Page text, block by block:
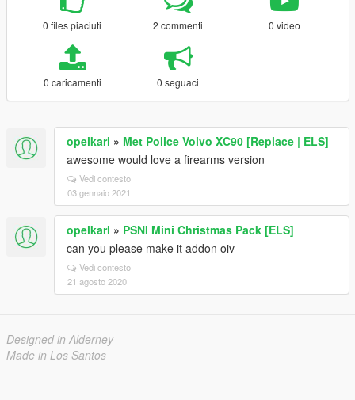
0 files piaciuti 2 commenti 0 video
0 caricamenti 0 seguaci
opelkarl » Met Police Volvo XC90 [Replace | ELS]
awesome would love a firearms version
Vedi contesto
03 gennaio 2021
opelkarl » PSNI Mini Christmas Pack [ELS]
can you please make it addon oiv
Vedi contesto
21 agosto 2020
Designed in Alderney
Made in Los Santos